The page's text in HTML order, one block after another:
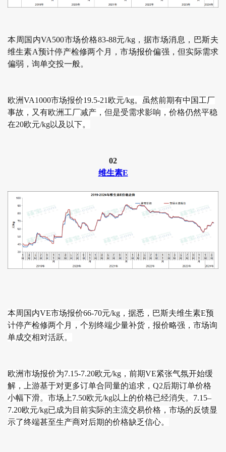
本周国内VA500市场价格83-88元/kg，据市场消息，巴斯夫
维生素A预计停产检修两个月，市场报价偏强，但实际需求
偏弱，询单交投一般。
欧洲VA1000市场报价19.5-21欧元/kg。虽然前期有中国工厂
事故，又有欧洲工厂减产，但是受需求影响，价格仍然平稳
在20欧元/kg以及以下。
02
维生素E
本周国内VE市场报价66-70元/kg，据悉，巴斯夫维生素E预
计停产检修两个月，个别终端少量补货，报价略强，市场询
单成交相对活跃。
欧洲市场报价为7.15-7.20欧元/kg，前期VE紧张气氛开始缓
解，上游基于对更多订单合同量的追求，Q2后期订单价格
小幅下滑。市场上7.50欧元/kg以上的价格已经消失。7.15–
7.20欧元/kg已成为目前实际的主流交易价格，市场的反馈显
示了终端甚至生产商对后期的价格缺乏信心。